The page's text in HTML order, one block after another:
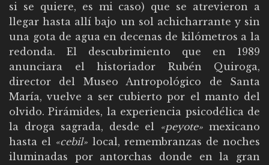
si se quiere, es mi caso) que se atrevieron a
llegar hasta allí bajo un sol achicharrante y sin
una gota de agua en decenas de kilómetros a la
redonda. El descubrimiento que en 1989
anunciara el historiador Rubén Quiroga,
director del Museo Antropológico de Santa
María, vuelve a ser cubierto por el manto del
olvido. Pirámides, la experiencia psicodélica de
la droga sagrada, desde el «peyote» mexicano
hasta el «cebil» local, remembranzas de noches
iluminadas por antorchas donde en la gran